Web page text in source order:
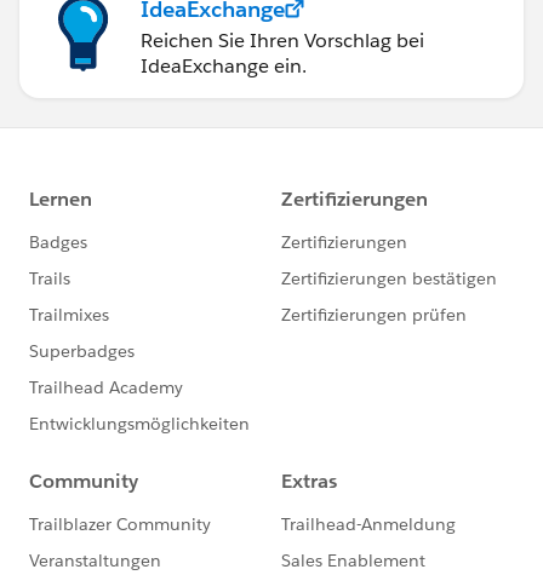
IdeaExchange
Reichen Sie Ihren Vorschlag bei
IdeaExchange ein.